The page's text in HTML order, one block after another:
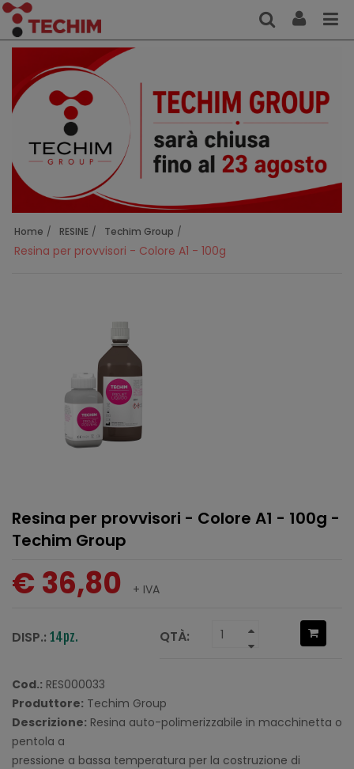
Home RESINE Techim Group
Resina per provvisori - Colore A1 - 100g
Resina per provvisori - Colore A1 - 100g -
Techim Group
€ 36,80 + IVA
DISP.: 14pz. QTÀ:
Cod.: RES000033
Produttore: Techim Group
Descrizione: Resina auto-polimerizzabile in macchinetta o
pentola a
pressione a bassa temperatura per la costruzione di